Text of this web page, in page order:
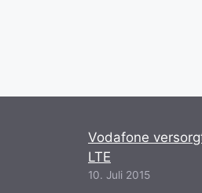
Vodafone
LTE
10. Juli 2015